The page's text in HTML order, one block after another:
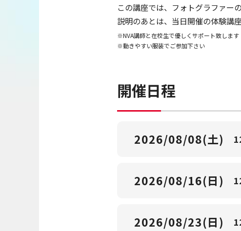
この講座では、フォトグラファー
説明のあとは、当日開催の体験講
※NVA講師と在校生で優しくサポート致します
※動きやすい服装でご参加下さい
開催日程
2026/08/08(土)
2026/08/16(日)
2026/08/23(日)